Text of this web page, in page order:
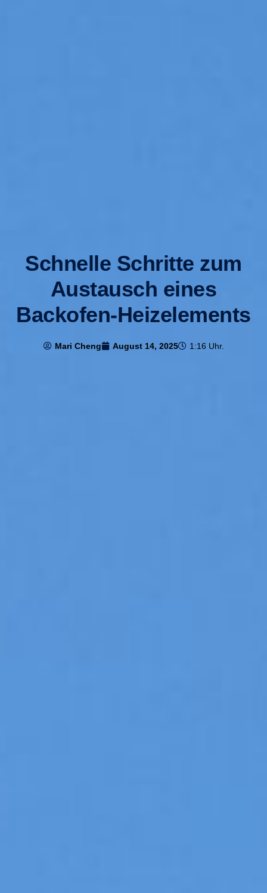
Schnelle Schritte zum
Austausch eines
Backofen-Heizelements
Mari Cheng August 14, 2025 1:16 Uhr.